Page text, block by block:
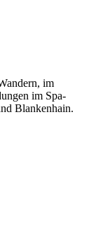
im
im Spa-
Blankenhain.